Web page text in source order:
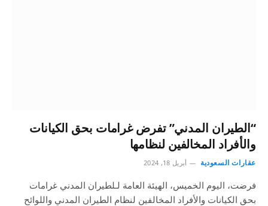
“الطيران المدني” تفرض غرامات بحق الكيانات
والأفراد المخالفين لنظامها
عقارات السعودية أبريل 18, 2024
فرضت، اليوم الخميس، الهيئة العامة لـلطيران المدني غرامات
بحق الكيانات والأفراد المخالفين لنظام الطيران المدني واللوائح